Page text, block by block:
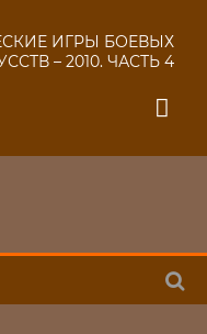
ИГРЫ БОЕВЫХ
– 2010. ЧАСТЬ 4